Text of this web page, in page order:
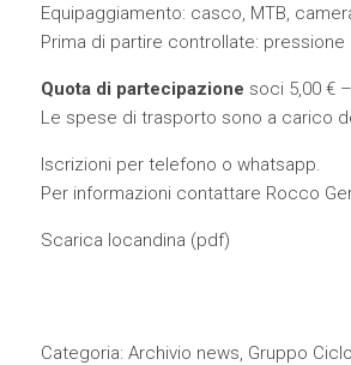
Equipaggiamento: casco, MTB,
Prima di partire controllate:
Quota di partecipazione soci 5,00 €
Le spese di trasporto sono a carico
Iscrizioni per telefono o whatsapp.
Per informazioni contattare Rocco
Scarica locandina (pdf)
Categoria: Archivio news, Gruppo